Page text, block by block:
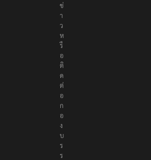
า
ว
ห
รื
อ
ติ
ด
ต่
อ
ก
อ
ง
บ
ร
ร
ณ